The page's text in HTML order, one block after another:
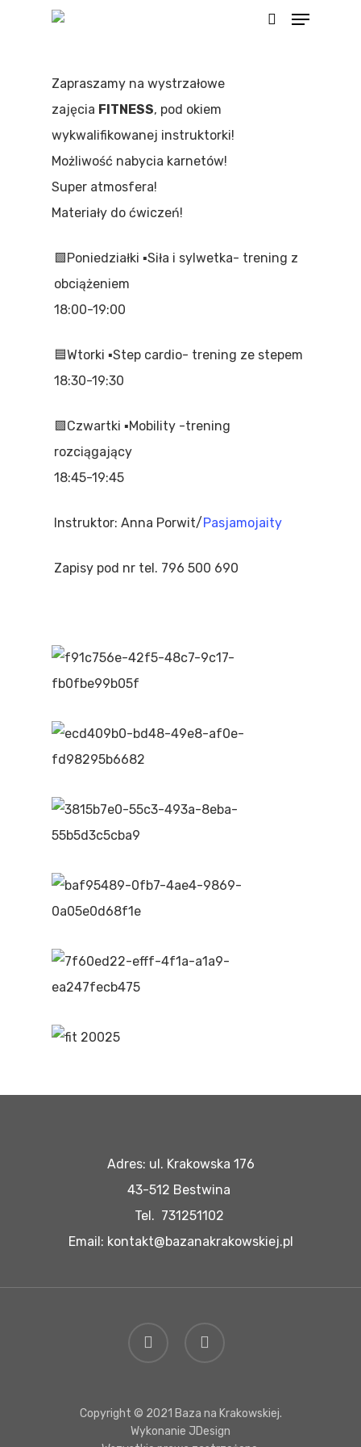
Menu
Zapraszamy na wystrzałowe
zajęcia FITNESS, pod okiem
wykwalifikowanej instruktorki!
Możliwość nabycia karnetów!
Super atmosfera!
Materiały do ćwiczeń!
🟩Poniedziałki ▪️Siła i sylwetka- trening z
obciążeniem
18:00-19:00
🟦Wtorki ▪️Step cardio- trening ze stepem
18:30-19:30
🟪Czwartki ▪️Mobility -trening
rozciągający
18:45-19:45
Instruktor: Anna Porwit/Pasjamojaity
Zapisy pod nr tel. 796 500 690
Adres: ul. Krakowska 176
43-512 Bestwina
Tel. 731251102
Email: kontakt@bazanakrakowskiej.pl
Copyright © 2021 Baza na Krakowskiej.
Wykonanie JDesign